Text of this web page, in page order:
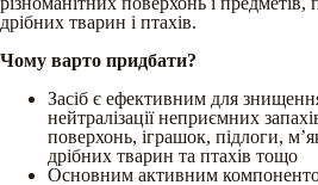
дрібних тварин і птахів.
Чому варто придбати?
Засіб є ефективним для
нейтралізації неприємних
поверхонь, іграшок, підлоги,
дрібних тварин та птахів тощо
Основним активним